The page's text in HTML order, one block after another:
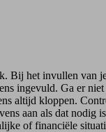
Bij het invullen van
ingevuld. Ga er
altijd kloppen.
aan als dat nodig
of financiële